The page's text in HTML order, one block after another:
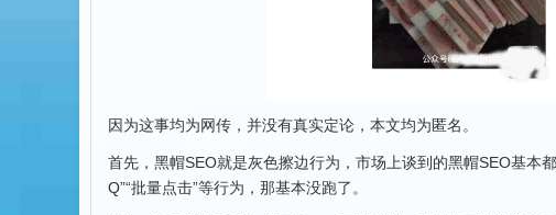
因为这事均为网传，并没有真实定论，本文均为匿名。
首先，黑帽SEO就是灰色擦边行为，市场上谈到的黑帽SEO基本
Q”“批量点击”等行为，那基本没跑了。